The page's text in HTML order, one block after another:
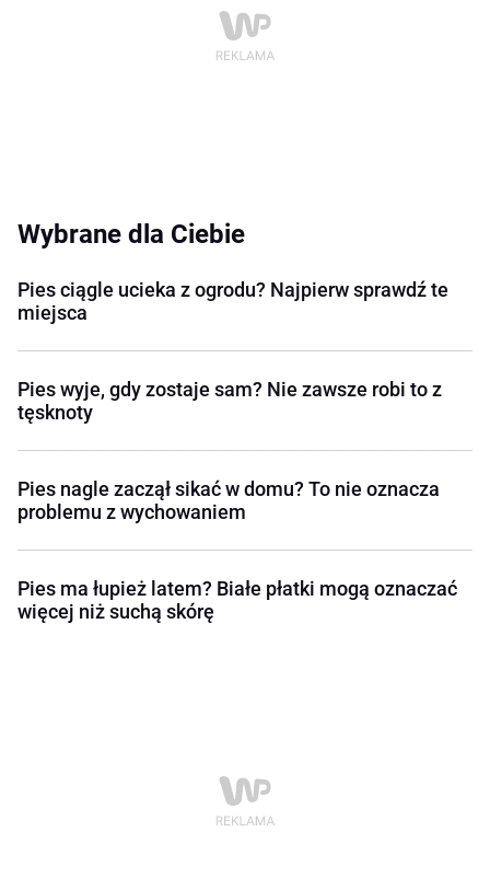
Wybrane dla Ciebie
Pies ciągle ucieka z ogrodu? Najpierw sprawdź te
miejsca
Pies wyje, gdy zostaje sam? Nie zawsze robi to z
tęsknoty
Pies nagle zaczął sikać w domu? To nie oznacza
problemu z wychowaniem
Pies ma łupież latem? Białe płatki mogą oznaczać
więcej niż suchą skórę